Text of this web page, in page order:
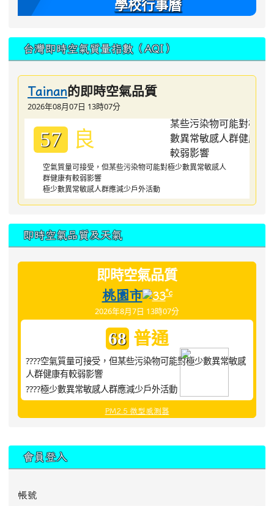
學校行事曆
台灣即時空氣質量指數（AQI）
Tainan的即時空氣品質
2026年08月07日 13時07分
57 良
空氣質量可接受，但某些污染物可能對極少數異常敏感人
群健康有較弱影響
極少數異常敏感人群應減少戶外活動
即時空氣品質及天氣
即時空氣品質
桃園市 33°c
2026年8月7日 13時07分
68 普通
????空氣質量可接受，但某些污染物可能對極少數異常敏感
人群健康有較弱影響
????極少數異常敏感人群應減少戶外活動
PM2.5 微型感測器
會員登入
帳號